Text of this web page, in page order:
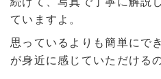
ていますよ。
思っているよりも簡単にで
が身近に感じていただける